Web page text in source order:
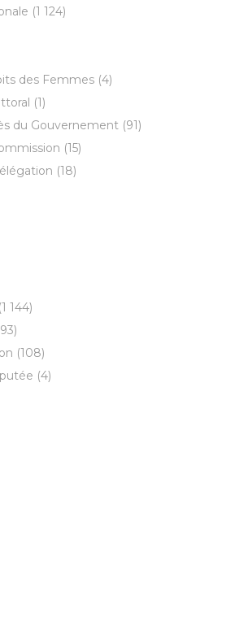
(1 124)
des Femmes (4)
(1)
du Gouvernement (91)
(15)
(18)
(1 144)
(108)
(4)